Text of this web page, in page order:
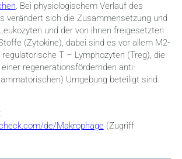
. Bei physiologischem Verlauf des
verändert sich die Zusammensetzung und
und der von ihnen freigesetzten
(Zytokine), dabei sind es vor allem M2-
T – Lymphozyten (Treg), die
regenerationsfördernden anti-
Umgebung beteiligt sind
de/Makrophage (Zugriff